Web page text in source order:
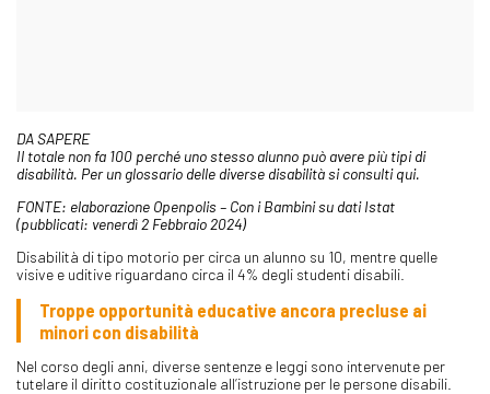
DA SAPERE
Il totale non fa 100 perché uno stesso alunno può avere più tipi di
disabilità. Per un glossario delle diverse disabilità si consulti qui.
FONTE: elaborazione Openpolis – Con i Bambini su dati Istat
(pubblicati: venerdì 2 Febbraio 2024)
Disabilità di tipo motorio per circa un alunno su 10, mentre quelle
visive e uditive riguardano circa il 4% degli studenti disabili.
Troppe opportunità educative ancora precluse ai
minori con disabilità
Nel corso degli anni, diverse sentenze e leggi sono intervenute per
tutelare il diritto costituzionale all’istruzione per le persone disabili.